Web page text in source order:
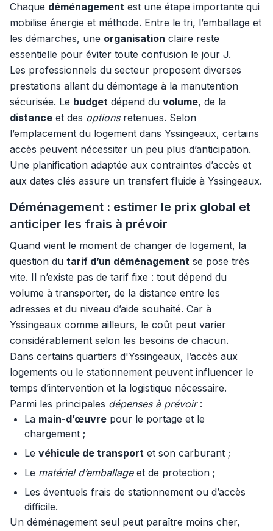
Chaque déménagement est une étape importante qui
mobilise énergie et méthode. Entre le tri, l’emballage et
les démarches, une organisation claire reste
essentielle pour éviter toute confusion le jour J.
Les professionnels du secteur proposent diverses
prestations allant du démontage à la manutention
sécurisée. Le budget dépend du volume, de la
distance et des optionsretenues. Selon
l’emplacement du logement dans Yssingeaux, certains
accès peuvent nécessiter un peu plus d’anticipation.
Une planification adaptée aux contraintes d’accès et
aux dates clés assure un transfert fluide à Yssingeaux.
Déménagement : estimer le prix global et
anticiper les frais à prévoir
Quand vient le moment de changer de logement, la
question du tarif d’un déménagement se pose très
vite. Il n’existe pas de tarif fixe : tout dépend du
volume à transporter, de la distance entre les
adresses et du niveau d’aide souhaité. Car à
Yssingeaux comme ailleurs, le coût peut varier
considérablement selon les besoins de chacun.
Dans certains quartiers d'Yssingeaux, l’accès aux
logements ou le stationnement peuvent influencer le
temps d’intervention et la logistique nécessaire.
Parmi les principales dépenses à prévoir:
La main-d’œuvre pour le portage et le
chargement ;
Le véhicule de transport et son carburant ;
Le matériel d’emballageet de protection ;
Les éventuels frais de stationnement ou d’accès
difficile.
Un déménagement seul peut paraître moins cher,